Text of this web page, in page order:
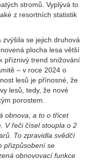
stromů. Vyplývá to
z resortních statistik
se jejich druhová
plocha lesa větší
příznivý trend snižování
– v roce 2024 o
lesů je přínosné, že
lesů, tedy, že nové
porostem.
obnova, a to o třicet
V řeči čísel stoupla o 2
To zpravidla svědčí
přizpůsobení se
obnovovací funkce